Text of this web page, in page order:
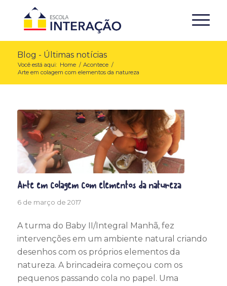
Blog - Últimas notícias
Você está aqui: Home / Acontece /
Arte em colagem com elementos da natureza
Arte em colagem com elementos da natureza
6 de março de 2017
A turma do Baby II/Integral Manhã, fez
intervenções em um ambiente natural criando
desenhos com os próprios elementos da
natureza. A brincadeira começou com os
pequenos passando cola no papel. Uma